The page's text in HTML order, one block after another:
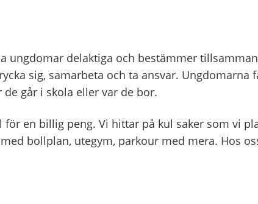
ungdomar delaktiga och bestämmer
sig, samarbeta och ta ansvar. Ungdomarna
går i skola eller var de bor.
för en billig peng. Vi hittar på kul saker som vi
bollplan, utegym, parkour med mera. Hos